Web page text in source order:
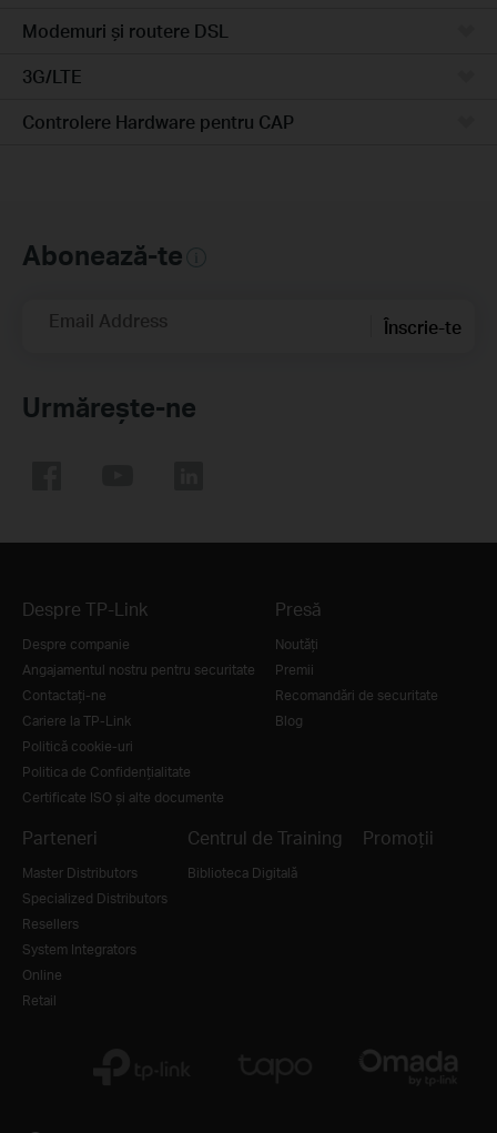
Modemuri și routere DSL
3G/LTE
Controlere Hardware pentru CAP
Abonează-te
Email Address Înscrie-te
Urmărește-ne
Despre TP-Link
Despre companie
Angajamentul nostru pentru securitate
Contactați-ne
Cariere la TP-Link
Politică cookie-uri
Politica de Confidențialitate
Certificate ISO și alte documente
Presă
Noutăţi
Premii
Recomandări de securitate
Blog
Parteneri
Master Distributors
Specialized Distributors
Resellers
System Integrators
Online
Retail
Centrul de Training
Biblioteca Digitală
Promoții